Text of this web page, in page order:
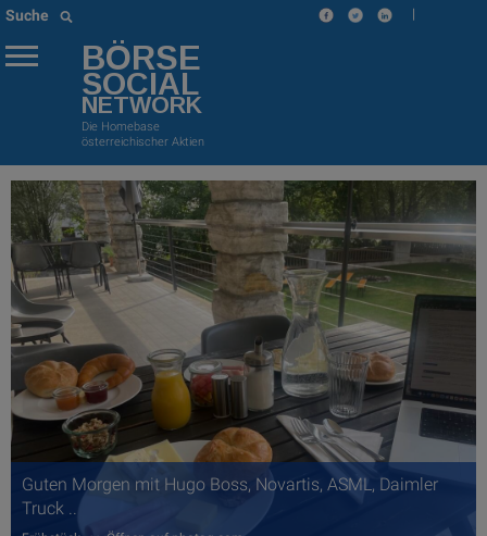
Suche |
BÖRSE
SOCIAL
NETWORK
Die Homebase
österreichischer Aktien
Guten Morgen mit Hugo Boss, Novartis, ASML, Daimler
Truck ..